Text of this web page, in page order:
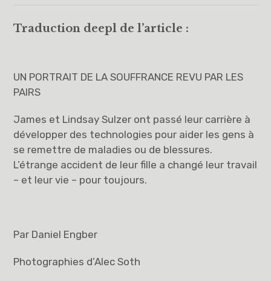
Traduction deepl de l’article :
UN PORTRAIT DE LA SOUFFRANCE REVU PAR LES
PAIRS
James et Lindsay Sulzer ont passé leur carrière à
développer des technologies pour aider les gens à
se remettre de maladies ou de blessures.
L’étrange accident de leur fille a changé leur travail
– et leur vie – pour toujours.
Par Daniel Engber
Photographies d’Alec Soth